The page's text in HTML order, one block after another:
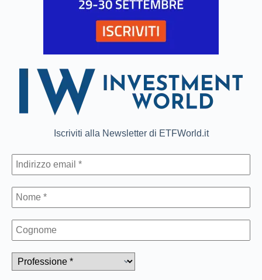
Iscriviti alla Newsletter di ETFWorld.it